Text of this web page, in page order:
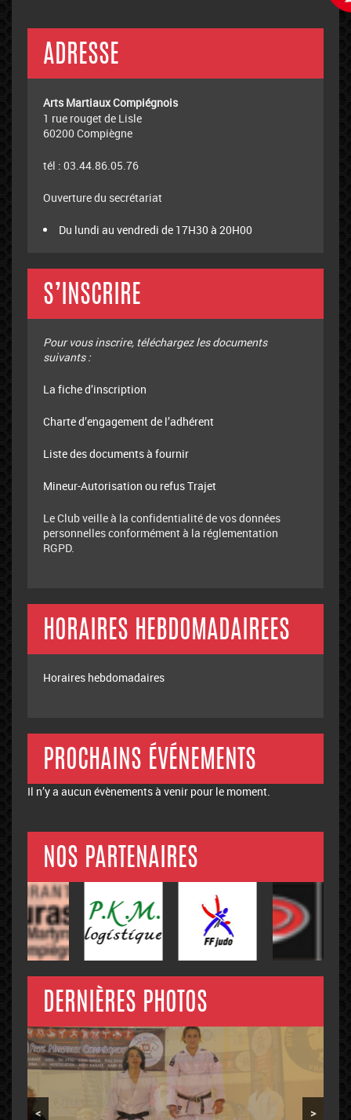
ADRESSE
Arts Martiaux Compiégnois
1 rue rouget de Lisle
60200 Compiègne
tél : 03.44.86.05.76
Ouverture du secrétariat
Du lundi au vendredi de 17H30 à 20H00
S’INSCRIRE
Pour vous inscrire, téléchargez les documents
suivants :
La fiche d’inscription
Charte d’engagement de l’adhérent
Liste des documents à fournir
Mineur-Autorisation ou refus Trajet
Le Club veille à la confidentialité de vos données
personnelles conformément à la réglementation
RGPD.
HORAIRES HEBDOMADAIREES
Horaires hebdomadaires
PROCHAINS ÉVÉNEMENTS
Il n’y a aucun évènements à venir pour le moment.
NOS PARTENAIRES
DERNIÈRES PHOTOS
< >